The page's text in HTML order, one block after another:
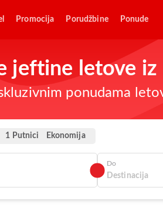
Promocija Porudžbine Ponude
jeftine letove iz
ponudama
1 Putnici Ekonomija
Do